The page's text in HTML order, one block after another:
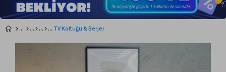
TV Koltuğu & Berjer